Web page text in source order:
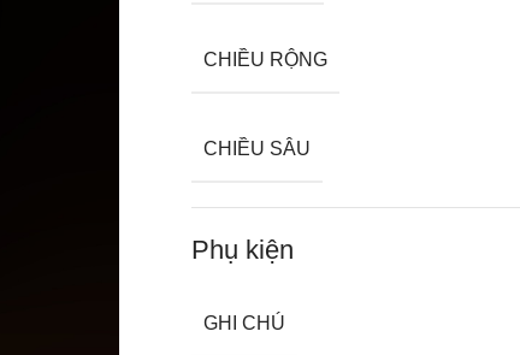
CHIỀU RỘNG
CHIỀU SÂU
Phụ kiện
GHI CHÚ